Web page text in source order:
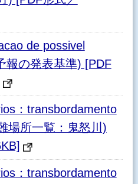
de possivel
報の発表基準) [PDF
：transbordamento
場所一覧：鬼怒川)
：transbordamento